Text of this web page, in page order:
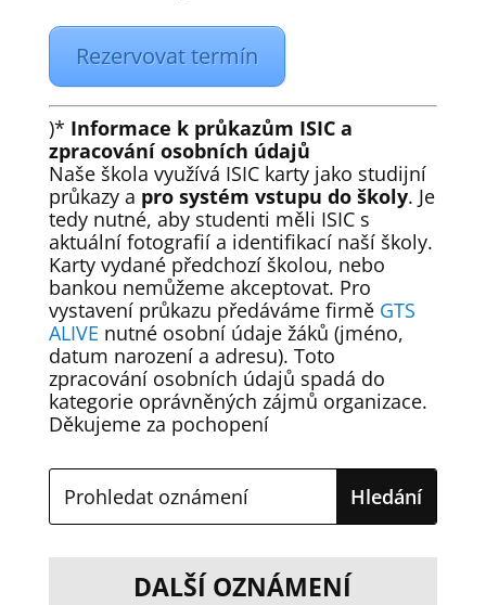
Rezervovat termín
)* Informace k průkazům ISIC a
zpracování osobních údajů
Naše škola využívá ISIC karty jako studijní
průkazy a pro systém vstupu do školy. Je
tedy nutné, aby studenti měli ISIC s
aktuální fotografií a identifikací naší školy.
Karty vydané předchozí školou, nebo
bankou nemůžeme akceptovat. Pro
vystavení průkazu předáváme firmě GTS
ALIVE nutné osobní údaje žáků (jméno,
datum narození a adresu). Toto
zpracování osobních údajů spadá do
kategorie oprávněných zájmů organizace.
Děkujeme za pochopení
DALŠÍ OZNÁMENÍ